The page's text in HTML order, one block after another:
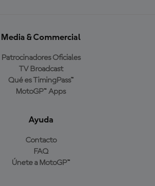
Media & Commercial
Patrocinadores Oficiales
TV Broadcast
Qué es TimingPass™
MotoGP™ Apps
Ayuda
Contacto
FAQ
Únete a MotoGP™